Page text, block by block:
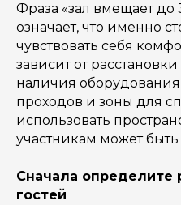
Фраза «зал вмещает до
означает, что именно
чувствовать себя
зависит от
наличия
проходов и зоны для
использовать
участникам может
Сначала определите
гостей